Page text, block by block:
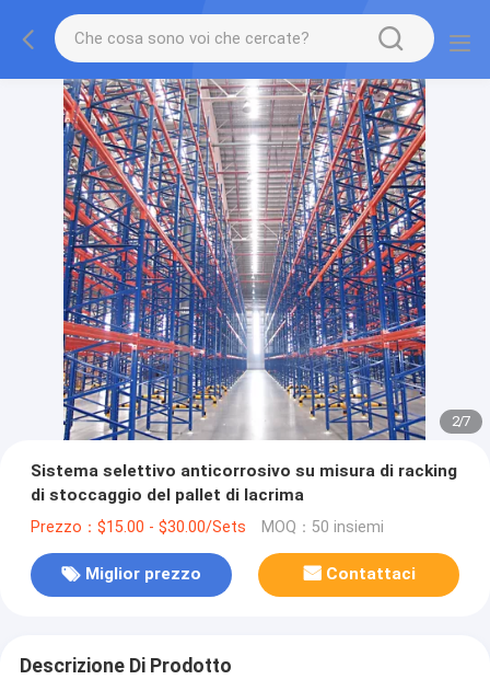
2/7
Sistema selettivo anticorrosivo su misura di racking
di stoccaggio del pallet di lacrima
Prezzo：$15.00 - $30.00/Sets MOQ：50 insiemi
Miglior prezzo Contattaci
Descrizione Di Prodotto